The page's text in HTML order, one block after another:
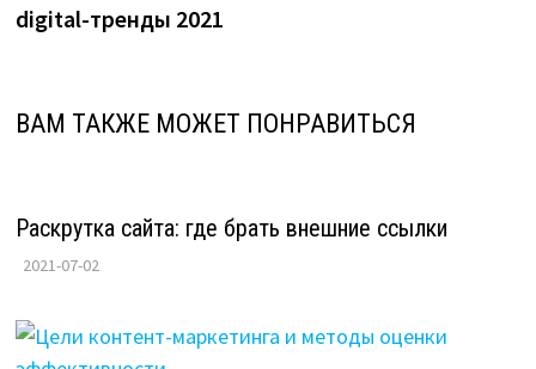
digital-тренды 2021
ВАМ ТАКЖЕ МОЖЕТ ПОНРАВИТЬСЯ
Раскрутка сайта: где брать внешние ссылки
2021-07-02